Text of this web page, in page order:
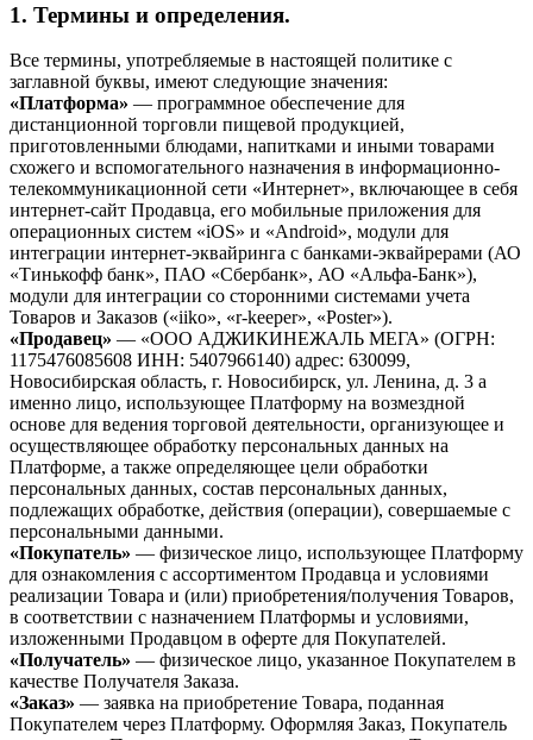
1. Термины и определения.
Все термины, употребляемые в настоящей политике с
заглавной буквы, имеют следующие значения:
«Платформа» — программное обеспечение для
дистанционной торговли пищевой продукцией,
приготовленными блюдами, напитками и иными товарами
схожего и вспомогательного назначения в информационно-
телекоммуникационной сети «Интернет», включающее в себя
интернет-сайт Продавца, его мобильные приложения для
операционных систем «iOS» и «Android», модули для
интеграции интернет-эквайринга с банками-эквайрерами (АО
«Тинькофф банк», ПАО «Сбербанк», АО «Альфа-Банк»),
модули для интеграции со сторонними системами учета
Товаров и Заказов («iiko», «r-keeper», «Poster»).
«Продавец» — «ООО АДЖИКИНЕЖАЛЬ МЕГА» (ОГРН:
1175476085608 ИНН: 5407966140) адрес: 630099,
Новосибирская область, г. Новосибирск, ул. Ленина, д. 3 а
именно лицо, использующее Платформу на возмездной
основе для ведения торговой деятельности, организующее и
осуществляющее обработку персональных данных на
Платформе, а также определяющее цели обработки
персональных данных, состав персональных данных,
подлежащих обработке, действия (операции), совершаемые с
персональными данными.
«Покупатель» — физическое лицо, использующее Платформу
для ознакомления с ассортиментом Продавца и условиями
реализации Товара и (или) приобретения/получения Товаров,
в соответствии с назначением Платформы и условиями,
изложенными Продавцом в оферте для Покупателей.
«Получатель» — физическое лицо, указанное Покупателем в
качестве Получателя Заказа.
«Заказ» — заявка на приобретение Товара, поданная
Покупателем через Платформу. Оформляя Заказ, Покупатель